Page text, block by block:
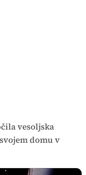
vesoljska
domu v